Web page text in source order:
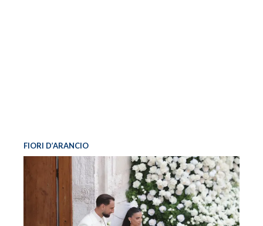
FIORI D’ARANCIO